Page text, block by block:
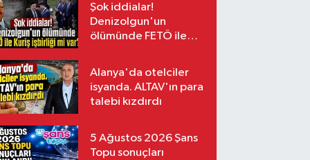
Şok iddialar!
Denizolgun'un
ölümünde FETÖ ile
Alanya'da otelciler
isyanda. ALTAV'ın para
talebi kızdırdı
5 Ağustos 2026 Şans
Topu sonuçları